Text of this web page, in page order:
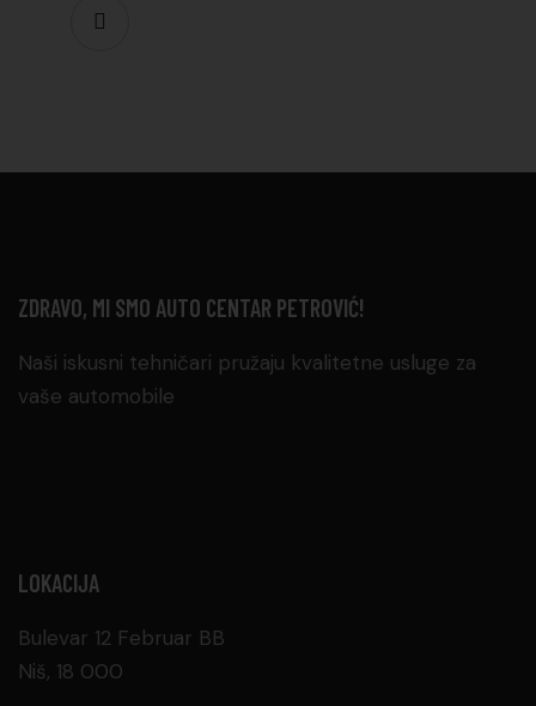
ZDRAVO, MI SMO AUTO CENTAR PETROVIĆ!
Naši iskusni tehničari pružaju kvalitetne usluge za
vaše automobile
LOKACIJA
Bulevar 12 Februar BB
Niš, 18 000